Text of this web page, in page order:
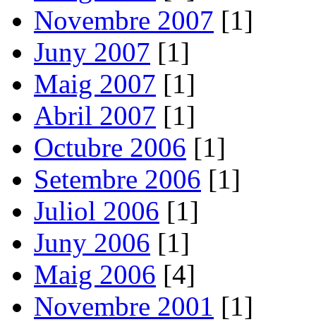
Novembre 2007 [1]
Juny 2007 [1]
Maig 2007 [1]
Abril 2007 [1]
Octubre 2006 [1]
Setembre 2006 [1]
Juliol 2006 [1]
Juny 2006 [1]
Maig 2006 [4]
Novembre 2001 [1]